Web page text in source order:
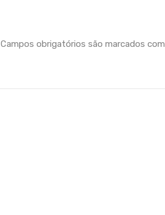
Campos obrigatórios são marcados com